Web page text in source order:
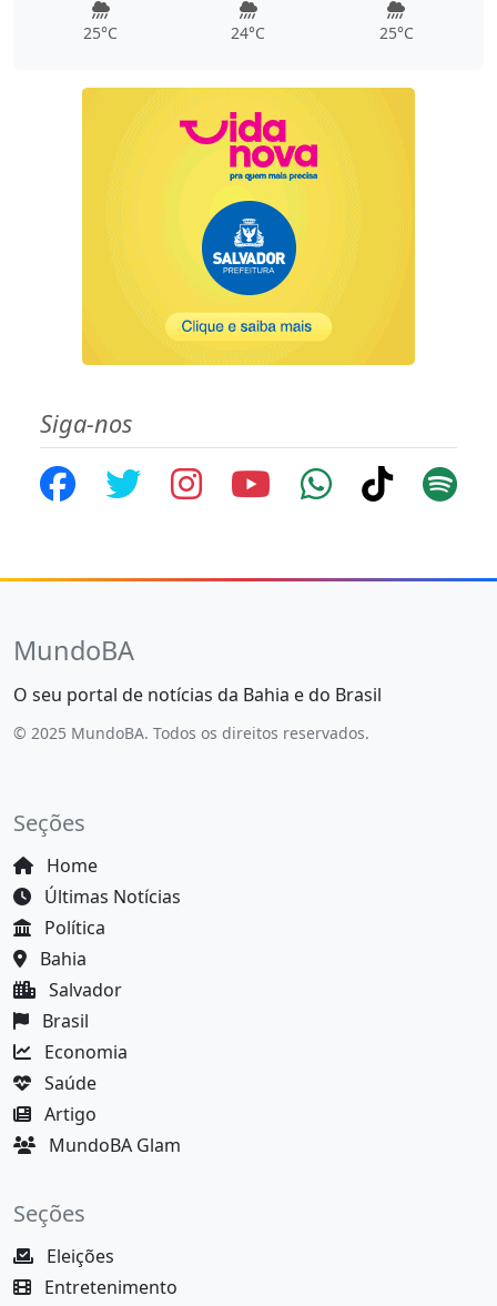
25°C 24°C 25°C
Siga-nos
MundoBA
O seu portal de notícias da Bahia e do Brasil
© 2025 MundoBA. Todos os direitos reservados.
Seções
Home
Últimas Notícias
Política
Bahia
Salvador
Brasil
Economia
Saúde
Artigo
MundoBA Glam
Seções
Eleições
Entretenimento